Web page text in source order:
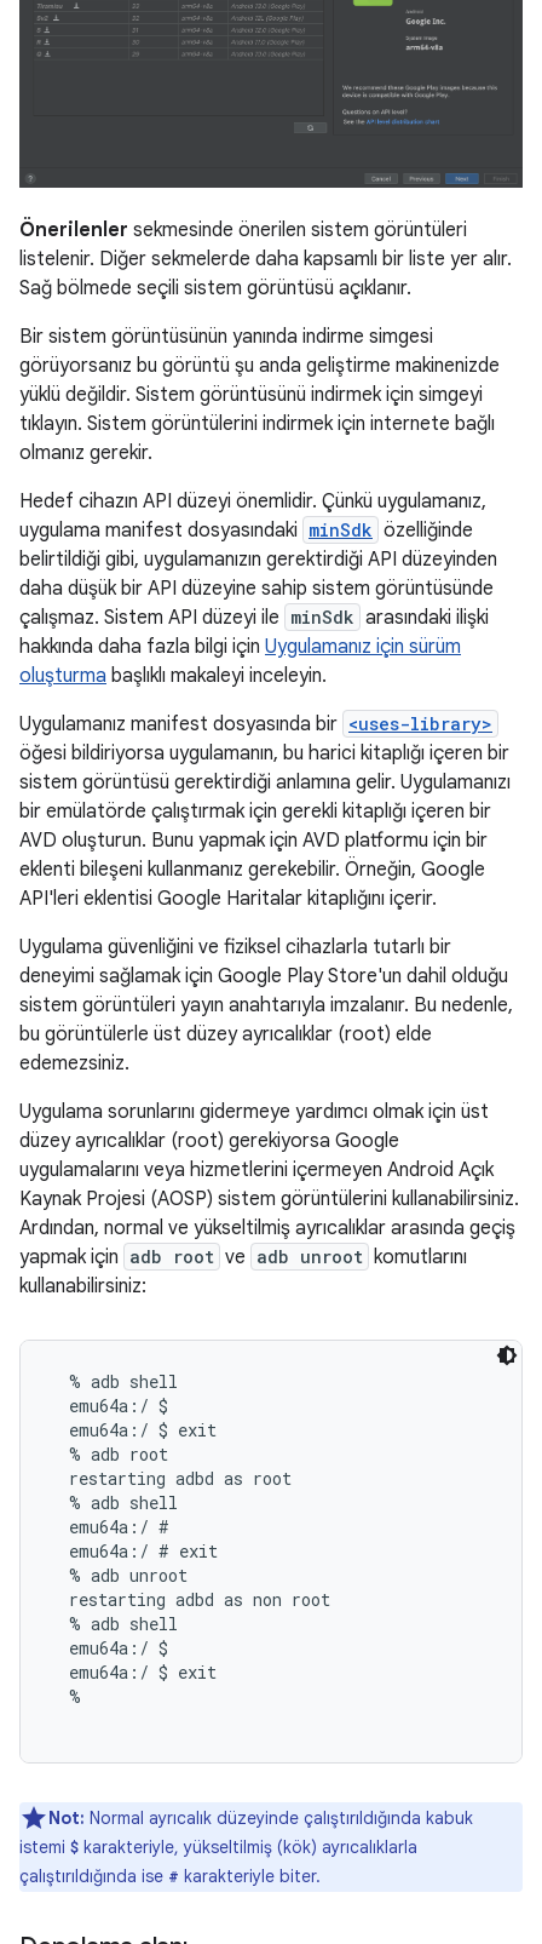
Önerilenler sekmesinde önerilen sistem görüntüleri
listelenir. Diğer sekmelerde daha kapsamlı bir liste yer alır.
Sağ bölmede seçili sistem görüntüsü açıklanır.
Bir sistem görüntüsünün yanında indirme simgesi
görüyorsanız bu görüntü şu anda geliştirme makinenizde
yüklü değildir. Sistem görüntüsünü indirmek için simgeyi
tıklayın. Sistem görüntülerini indirmek için internete bağlı
olmanız gerekir.
Hedef cihazın API düzeyi önemlidir. Çünkü uygulamanız,
uygulama manifest dosyasındaki minSdk özelliğinde
belirtildiği gibi, uygulamanızın gerektirdiği API düzeyinden
daha düşük bir API düzeyine sahip sistem görüntüsünde
çalışmaz. Sistem API düzeyi ile minSdk arasındaki ilişki
hakkında daha fazla bilgi için Uygulamanız için sürüm
oluşturma başlıklı makaleyi inceleyin.
Uygulamanız manifest dosyasında bir <uses-library>
öğesi bildiriyorsa uygulamanın, bu harici kitaplığı içeren bir
sistem görüntüsü gerektirdiği anlamına gelir. Uygulamanızı
bir emülatörde çalıştırmak için gerekli kitaplığı içeren bir
AVD oluşturun. Bunu yapmak için AVD platformu için bir
eklenti bileşeni kullanmanız gerekebilir. Örneğin, Google
API'leri eklentisi Google Haritalar kitaplığını içerir.
Uygulama güvenliğini ve fiziksel cihazlarla tutarlı bir
deneyimi sağlamak için Google Play Store'un dahil olduğu
sistem görüntüleri yayın anahtarıyla imzalanır. Bu nedenle,
bu görüntülerle üst düzey ayrıcalıklar (root) elde
edemezsiniz.
Uygulama sorunlarını gidermeye yardımcı olmak için üst
düzey ayrıcalıklar (root) gerekiyorsa Google
uygulamalarını veya hizmetlerini içermeyen Android Açık
Kaynak Projesi (AOSP) sistem görüntülerini kullanabilirsiniz.
Ardından, normal ve yükseltilmiş ayrıcalıklar arasında geçiş
yapmak için adb root ve adb unroot
komutlarını
kullanabilirsiniz:
  % adb shell
  emu64a:/ $
  emu64a:/ $ exit
  % adb root
  restarting adbd as root
  % adb shell
  emu64a:/ #
  emu64a:/ # exit
  % adb unroot
  restarting adbd as non root
  % adb shell
  emu64a:/ $
  emu64a:/ $ exit
  %
Not: Normal ayrıcalık düzeyinde çalıştırıldığında kabuk
istemi $ karakteriyle, yükseltilmiş (kök) ayrıcalıklarla
çalıştırıldığında ise # karakteriyle biter.